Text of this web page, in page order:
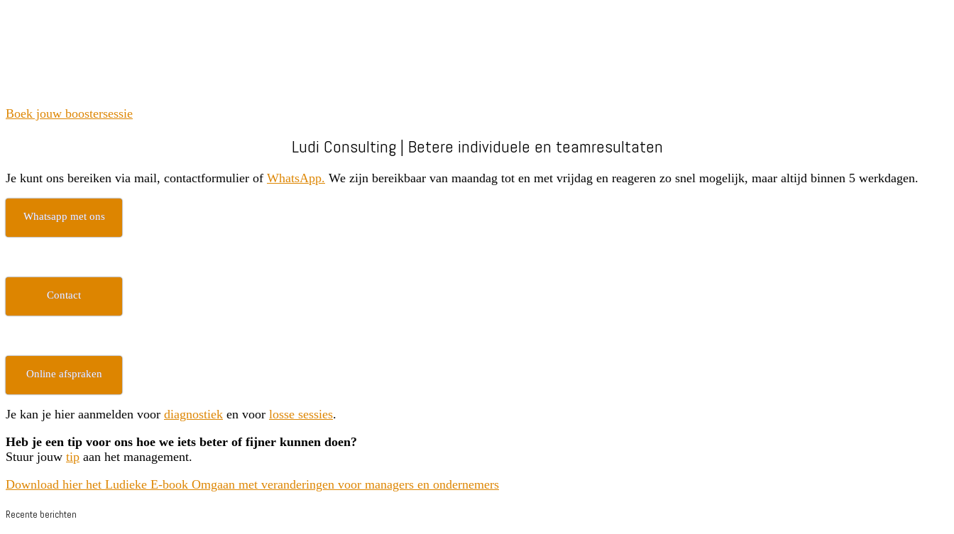
Boek jouw boostersessie
Ludi Consulting | Betere individuele en teamresultaten
Je kunt ons bereiken via mail, contactformulier of WhatsApp. We zijn bereikbaar van maandag tot en met vrijdag en reageren zo snel mogelijk, maar altijd binnen 5 werkdagen.
Whatsapp met ons
Contact
Online afspraken
Je kan je hier aanmelden voor diagnostiek en voor losse sessies.
Heb je een tip voor ons hoe we iets beter of fijner kunnen doen?
Stuur jouw tip aan het management.
Download hier het Ludieke E-book Omgaan met veranderingen voor managers en ondernemers
Recente berichten